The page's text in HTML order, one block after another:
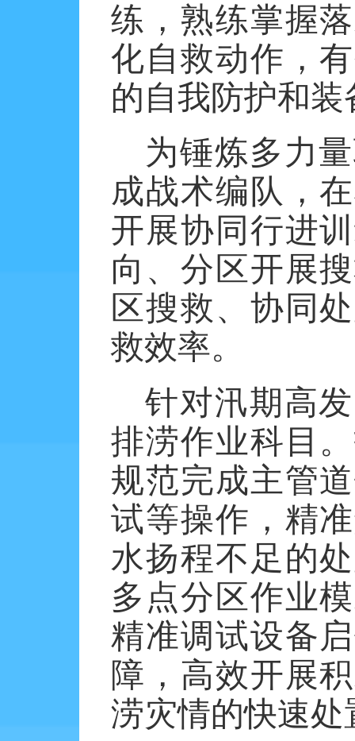
练，熟练掌握
化自救动作，
的自我防护和
为锤炼多力
成战术编队，
开展协同行进
向、分区开展
区搜救、协同
救效率。
针对汛期高
排涝作业科目
规范完成主管
试等操作，精
水扬程不足的
多点分区作业
精准调试设备
障，高效开展
涝灾情的快速处